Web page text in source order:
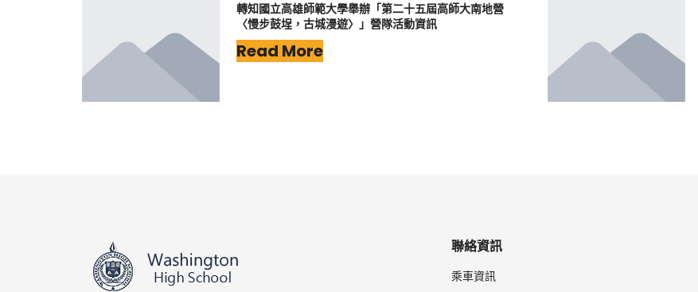
轉知國立高雄師範大學舉辦「第二十五屆高師大南地營
〈慢步鼓埕，古城漫遊〉」營隊活動資訊
Read More
聯絡資訊
乘車資訊